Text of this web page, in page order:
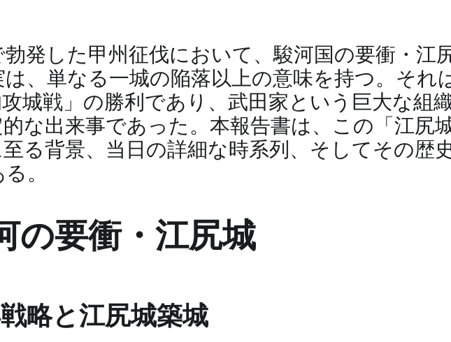
発した甲州征伐において、駿河国の要衝・江
、単なる一城の陥落以上の意味を持つ。それ
城戦」の勝利であり、武田家という巨大な組
な出来事であった。本報告書は、この「江尻
る背景、当日の詳細な時系列、そしてその歴
。
の要衝・江尻城
略と江尻城築城